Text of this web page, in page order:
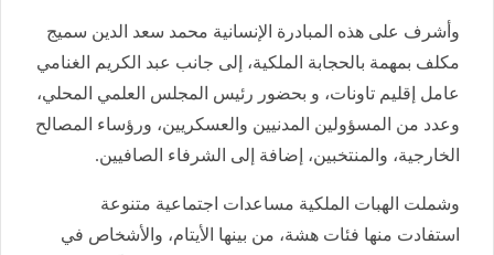
وأشرف على هذه المبادرة الإنسانية محمد سعد الدين سميج
مكلف بمهمة بالحجابة الملكية، إلى جانب عبد الكريم الغنامي
عامل إقليم تاونات، و بحضور رئيس المجلس العلمي المحلي،
وعدد من المسؤولين المدنيين والعسكريين، ورؤساء المصالح
الخارجية، والمنتخبين، إضافة إلى الشرفاء الصافيين.
وشملت الهبات الملكية مساعدات اجتماعية متنوعة
استفادت منها فئات هشة، من بينها الأيتام، والأشخاص في